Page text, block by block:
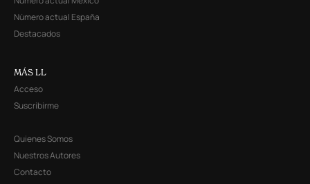
Número actual España
Destacados
MÁS LL
Acceso
Suscribirme
Quienes Somos
Nuestros Autores
Contacto